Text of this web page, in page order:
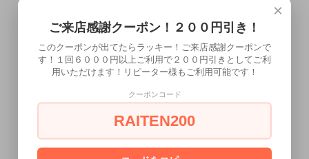
ーベーター）は18歳未満の方には販売でき
[ はい ] [ いいえ ]
×
ご来店感謝クーポン！２００円引き！
このクーポンが出てたらラッキー！ご来店感謝クーポンで
す！１回６０００円以上ご利用で２００円引きとしてご利
用いただけます！リピーター様もご利用可能です！
クーポンコード
RAITEN200